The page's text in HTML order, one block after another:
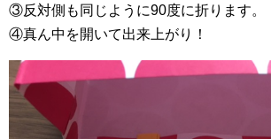
③反対側も同じように90度に折ります。
④真ん中を開いて出来上がり！